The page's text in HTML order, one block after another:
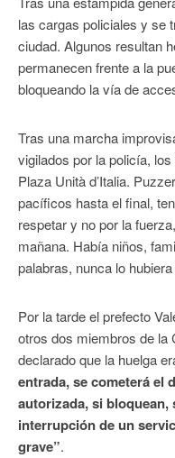
las cargas policiales y se
ciudad. Algunos resultan
permanecen frente a la
bloqueando la vía de
Tras una marcha
vigilados por la policía,
Plaza Unità d’Italia.
pacíficos hasta el final,
respetar y no por la
mañana. Había niños,
palabras, nunca lo hubiera
Por la tarde el prefecto
otros dos miembros de la
declarado que la huelga
entrada, se cometerá el
autorizada, si bloquean,
interrupción de un
grave”.